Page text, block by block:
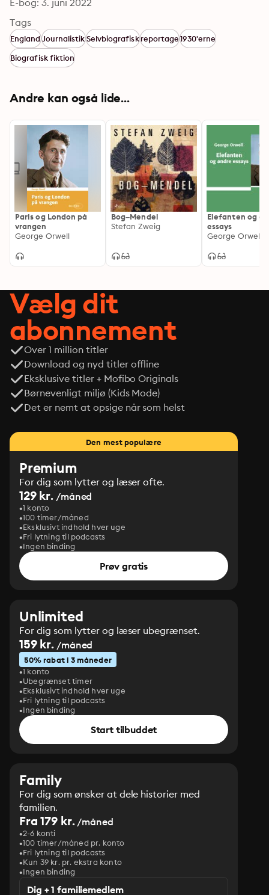
E-bog: 3. juni 2022
Tags
EnglandJournalistikSelvbiografiskreportage1930'erne
Biografisk fiktion
Andre kan også lide...
Paris og London på
vrangen
George Orwell
Bog–Mendel
Stefan Zweig
Elefanten og
essays
George Orwell
Vælg dit
abonnement
Over 1 million titler
Download og nyd titler offline
Eksklusive titler + Mofibo Originals
Børnevenligt miljø (Kids Mode)
Det er nemt at opsige når som helst
Den mest populære
Premium
For dig som lytter og læser ofte.
129 kr. /måned
1 konto
100 timer/måned
Eksklusivt indhold hver uge
Fri lytning til podcasts
Ingen binding
Prøv gratis
Unlimited
For dig som lytter og læser ubegrænset.
159 kr. /måned
50% rabat i 3 måneder
1 konto
Ubegrænset timer
Eksklusivt indhold hver uge
Fri lytning til podcasts
Ingen binding
Start tilbuddet
Family
For dig som ønsker at dele historier med
familien.
Fra 179 kr./måned
2-6 konti
100 timer/måned pr. konto
Fri lytning til podcasts
Kun 39 kr. pr. ekstra konto
Ingen binding
Dig + 1 familiemedlem